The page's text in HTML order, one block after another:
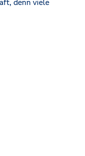
denn viele